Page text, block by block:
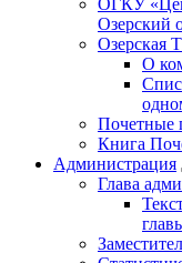
ОГКУ
Озерский
Озерская
О
Почетные
Книга
Администрация
Глава